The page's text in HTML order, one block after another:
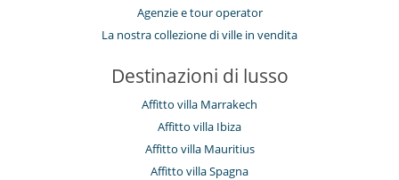
Agenzie e tour operator
La nostra collezione di ville in vendita
Destinazioni di lusso
Affitto villa Marrakech
Affitto villa Ibiza
Affitto villa Mauritius
Affitto villa Spagna